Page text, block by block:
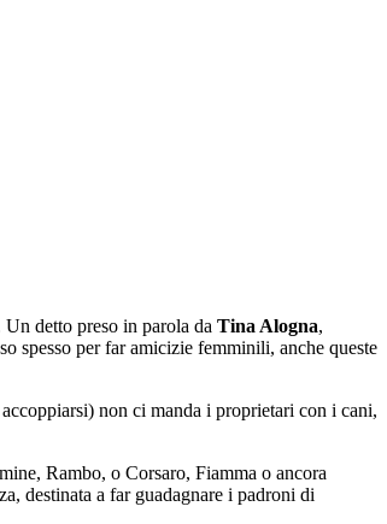
detto preso in parola da Tina Alogna,
spesso per far amicizie femminili, anche queste
non ci manda i proprietari con i cani,
Rambo, o Corsaro, Fiamma o ancora
destinata a far guadagnare i padroni di